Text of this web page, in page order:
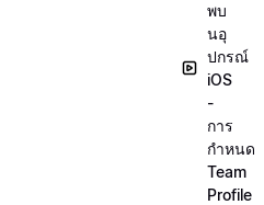
พบ
นอุ
ปกรณ์
iOS
-
การ
กำหนด
Team
Profile